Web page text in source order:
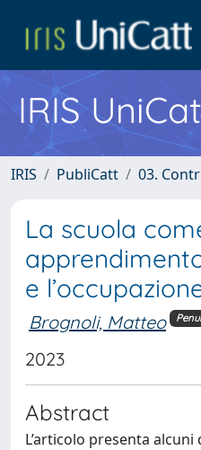
IRIS
IRIS PubliCatt 03.
La scuola
e
Brognoli, Matteo
2023
Abstract
L’articolo presenta